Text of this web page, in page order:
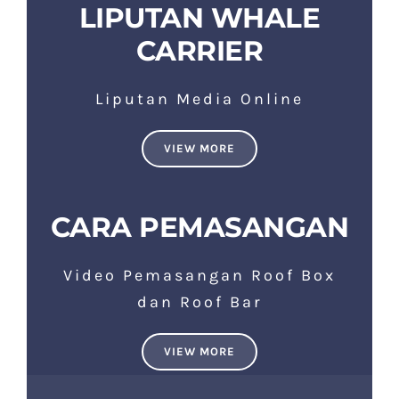
LIPUTAN WHALE
CARRIER
Liputan Media Online
VIEW MORE
CARA PEMASANGAN
Video Pemasangan Roof Box
dan Roof Bar
VIEW MORE